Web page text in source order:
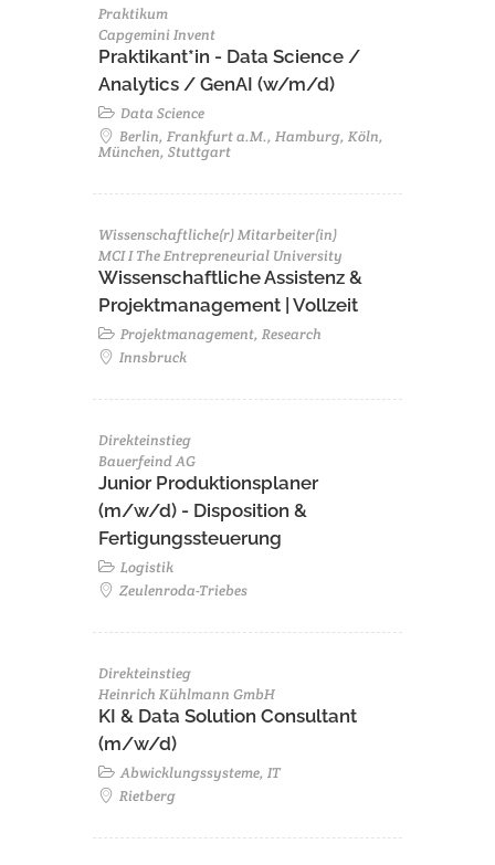
Praktikum
Capgemini Invent
Praktikant*in - Data Science /
Analytics / GenAI (w/m/d)
Data Science
Berlin, Frankfurt a.M., Hamburg, Köln,
München, Stuttgart
Wissenschaftliche(r) Mitarbeiter(in)
MCI I The Entrepreneurial University
Wissenschaftliche Assistenz &
Projektmanagement | Vollzeit
Projektmanagement, Research
Innsbruck
Direkteinstieg
Bauerfeind AG
Junior Produktionsplaner
(m/w/d) - Disposition &
Fertigungssteuerung
Logistik
Zeulenroda-Triebes
Direkteinstieg
Heinrich Kühlmann GmbH
KI & Data Solution Consultant
(m/w/d)
Abwicklungssysteme, IT
Rietberg